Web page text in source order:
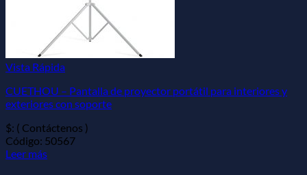
Vista Rápida
CUETHOU – Pantalla de proyector portátil para interiores y
exteriores con soporte
$: ( Contáctenos )
Código: 50567
Leer más